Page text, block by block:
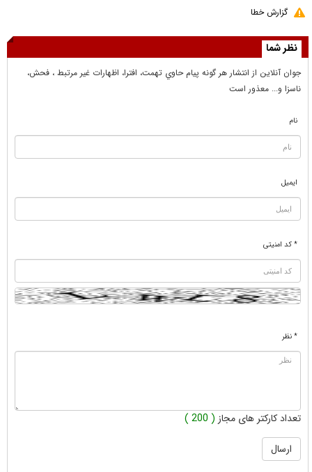
گزارش خطا
نظر شما
جوان آنلاين از انتشار هر گونه پيام حاوي تهمت، افترا، اظهارات غير مرتبط ، فحش،
ناسزا و... معذور است
نام
ایمیل
* کد امنیتی
* نظر
تعداد کارکتر های مجاز ( 200 )